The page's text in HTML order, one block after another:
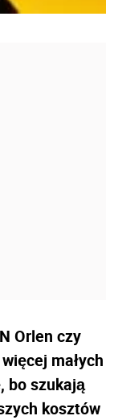
Orlen czy
małych
bo szukają
kosztów